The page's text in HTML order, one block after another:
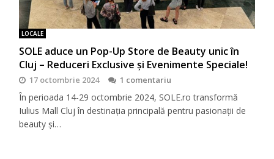
LOCALE
SOLE aduce un Pop-Up Store de Beauty unic în
Cluj – Reduceri Exclusive și Evenimente Speciale!
17 octombrie 2024 1 comentariu
În perioada 14-29 octombrie 2024, SOLE.ro transformă
Iulius Mall Cluj în destinația principală pentru pasionații de
beauty și…